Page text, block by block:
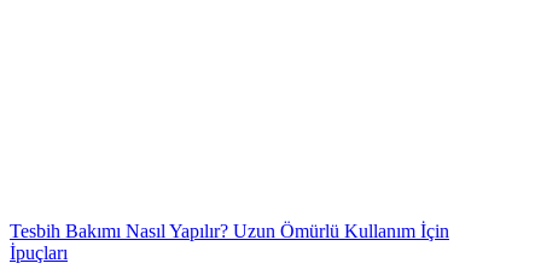
Tesbih Bakımı Nasıl Yapılır? Uzun Ömürlü Kullanım İçin
İpuçları